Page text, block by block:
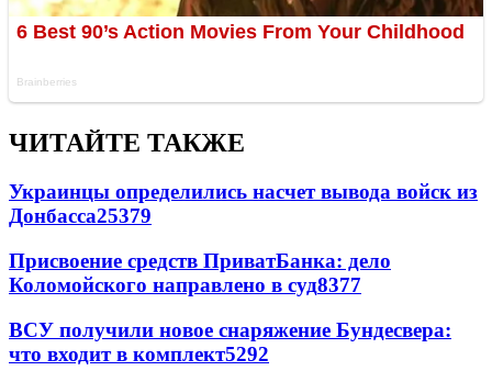
ЧИТАЙТЕ ТАКЖЕ
Украинцы определились насчет вывода войск из
Донбасса25379
Присвоение средств ПриватБанка: дело
Коломойского направлено в суд8377
ВСУ получили новое снаряжение Бундесвера:
что входит в комплект5292